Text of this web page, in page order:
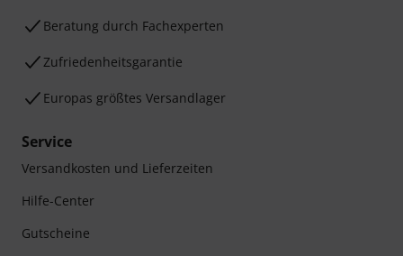
Beratung durch Fachexperten
Zufriedenheitsgarantie
Europas größtes Versandlager
Service
Versandkosten und Lieferzeiten
Hilfe-Center
Gutscheine